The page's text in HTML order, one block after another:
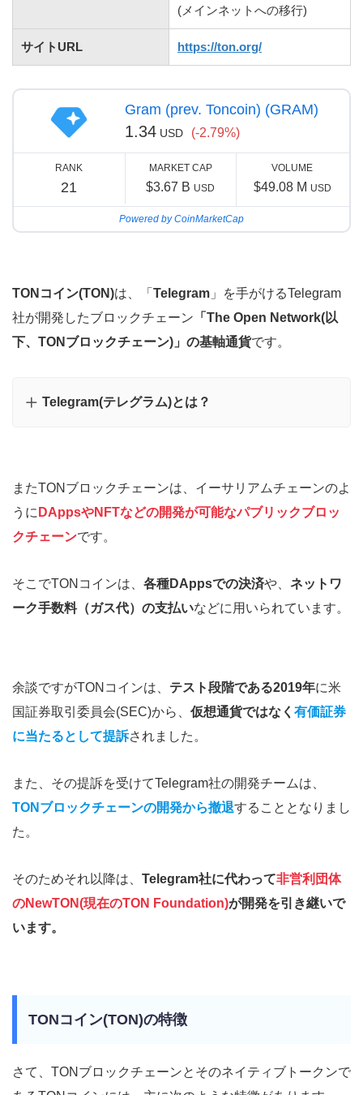
(メインネットへの移行)
サイトURL https://ton.org/
Gram (prev. Toncoin) (GRAM)
1.34 USD (-2.79%)
RANK
21
MARKET CAP
$3.67 B USD
VOLUME
$49.08 M USD
Powered by CoinMarketCap
TONコイン(TON)は、「 Telegram 」を手がけるTelegram
社が開発したブロックチェーン 「The Open Network(以
下、TONブロックチェーン)」の基軸通貨です。
Telegram(テレグラム)とは？
またTONブロックチェーンは、イーサリアムチェーンのよ
うに DAppsやNFTなどの開発が可能なパブリックブロッ
クチェーンです。
そこでTONコインは、 各種DAppsでの決済や、 ネットワ
ーク手数料（ガス代）の支払いなどに用いられています。
余談ですがTONコインは、 テスト段階である2019年に米
国証券取引委員会(SEC)から、 仮想通貨ではなく 有価証券
に当たるとして提訴されました。
また、その提訴を受けてTelegram社の開発チームは、
TONブロックチェーンの開発から撤退することとなりまし
た。
そのためそれ以降は、 Telegram社に代わって非営利団体
のNewTON(現在のTON Foundation)が開発を引き継いで
います。
TONコイン(TON)の特徴
さて、TONブロックチェーンとそのネイティブトークンで